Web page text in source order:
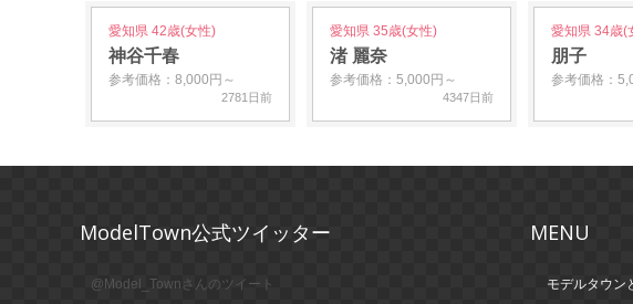
愛知県 42歳(女性)
神谷千春
参考価格：8,000円～
2781日前
愛知県 35歳(女性)
渚 麗奈
参考価格：5,000円～
4347日前
愛知県 34歳(
朋子
参考価格：
ModelTown公式ツイッター
@Model_Townさんのツイート
MENU
モデルタウン